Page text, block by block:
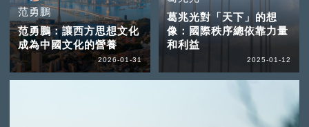
范勇鵬
范勇鵬：讓西方思想文化
成為中國文化的營養
2026-01-31
葛兆光對「天下」的想
像：國際秩序總依靠力量
和利益
2025-01-12